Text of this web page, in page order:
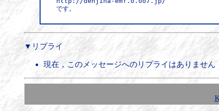
です。
▼リプライ
現在，このメッセージへのリプライはありません